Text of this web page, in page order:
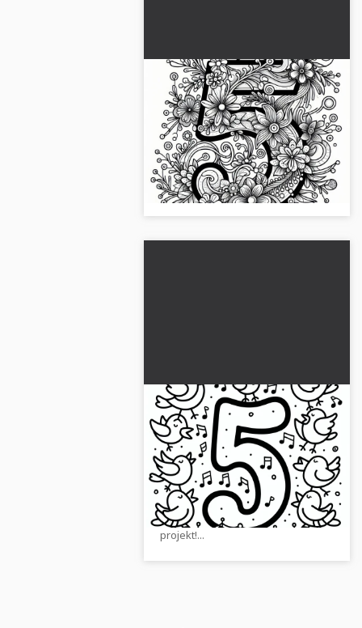
Tallet 5 med
blomsterornamenter:
Malerbillede til maj (Gratis)
Få det unikke malebillede af tallet 5
med blomsterornamenter gratis i
maj. Udforsk eller mal online -
download nu!...
Musikalsk nummer 5 med
syngende fugle som maj-
malebillede: Gratis
download
Opdag tallet 5 med pipende fugle
som en farvelægningsbog. Gratis
JPG-fil til kreativ farvelægning.
Download den nu og start dit
projekt!...